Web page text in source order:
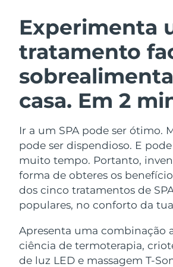
Experimenta
tratamento
casa. Em 2
Ir a um SPA pode ser ótimo.
pode ser dispendioso. E
muito tempo. Portanto,
forma de obteres os
dos cinco tratamentos de
populares, no conforto da tua
Apresenta uma combinação
ciência de termoterapia,
de luz LED e massagem T-
Limpeza facial
LUNA™ 4 kit
Anti-aging massage
LUNA™ 4 Plus
Massage, LED heating
LUNA™ 4 Men
For men, anti-aging
BEAR™ 2 kit
Microcurrent toning
BEAR™ 2 go
Microcurrent toning
BEAR™ 2 eyes &
Microcurrent line
Hidratação
UFO™ 3 kit
Deep facial hydration
Near-infrared and red
device
issa™ 4
Hybrid silicone sonic
issa™ 4 plus
Smart hybrid silicone
TRATAMENTO
FAQ™
Antienvelhecimento
Áustria
Barein
Bélgica
Bermudas
Bósnia e
Herzegovina
Brunei
Bulgária
Canadá
Chile